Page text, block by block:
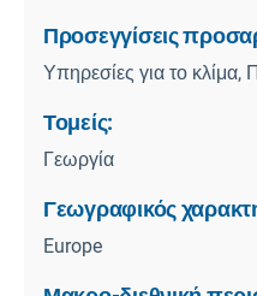
Προσεγγίσεις
Υπηρεσίες για το κλίμα,
Τομείς:
Γεωργία
Γεωγραφικός
Europe